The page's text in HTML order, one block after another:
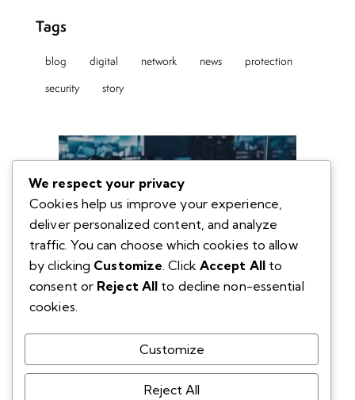
Tags
blog digital network news
protection
security
story
We respect your privacy
Cookies help us improve your experience,
deliver personalized content, and analyze
traffic. You can choose which cookies to allow
by clicking Customize . Click Accept Allto
consent or Reject All to decline non-essential
cookies.
Customize
Reject All